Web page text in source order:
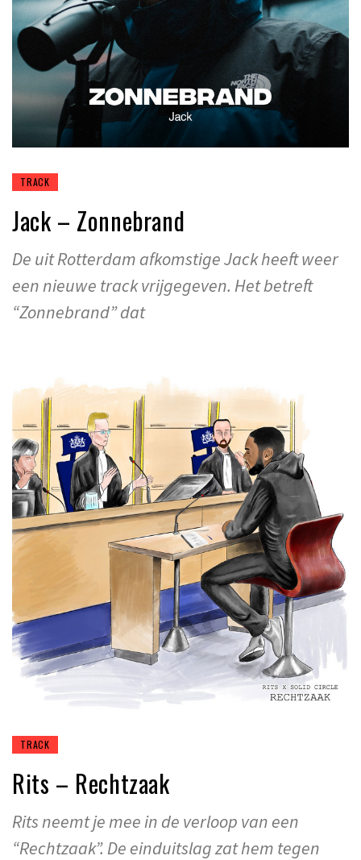
TRACK
Jack – Zonnebrand
De uit Rotterdam afkomstige Jack heeft weer
een nieuwe track vrijgegeven. Het betreft
“Zonnebrand” dat
TRACK
Rits – Rechtzaak
Rits neemt je mee in de verloop van een
“Rechtzaak”. De einduitslag zat hem tegen